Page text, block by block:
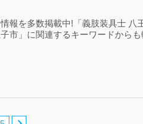
報を多数掲載中!「義肢装具士 八
市」に関連するキーワードから